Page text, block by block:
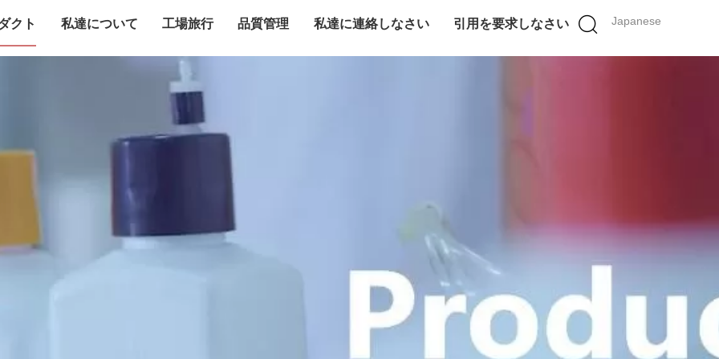
Japanese
クト 私達について 工場旅行 品質管理 私達に連絡しなさい 引用を要求しなさい